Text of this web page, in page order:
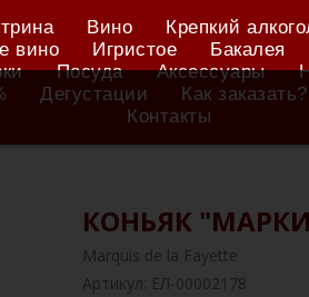
Вино
Крепкий
вино
Игристое
Бакалея
Посуда Аксессуары
Дегустации
Как заказать?
Контакты
КОНЬЯК
Marquis de la Fayette
Артикул: ЕЛ-00002178